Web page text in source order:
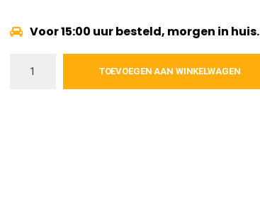
Voor 15:00 uur besteld, morgen in huis.
TOEVOEGEN AAN WINKELWAGEN